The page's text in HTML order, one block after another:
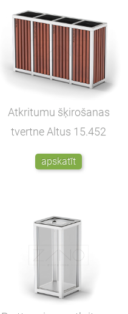
Atkritumu šķirošanas
tvertne Altus 15.452
apskatīt